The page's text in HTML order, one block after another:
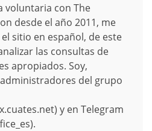
voluntaria con The
desde el año 2011, me
sitio en español, de este
las consultas de
apropiados. Soy,
del grupo
y en Telegram